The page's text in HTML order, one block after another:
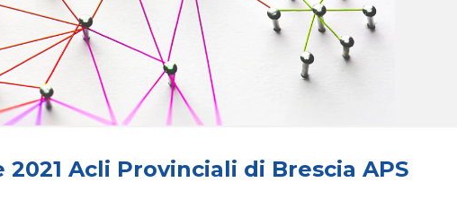
2021 Acli Provinciali di Brescia APS